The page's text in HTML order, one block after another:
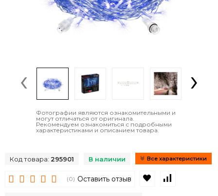
‹ ›
Фотографии являются ознакомительными и
могут отличаться от оригинала.
Рекомендуем ознакомиться с подробными
характеристиками и описанием товара.
Код товара: 295901 В наличии Все характеристики
(0) Оставить отзыв В избранное